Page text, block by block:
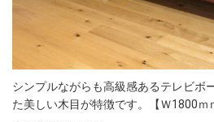
シンプルながらも高級感あるテレビボ
た美しい木目が特徴です。【Ｗ1800ｍ